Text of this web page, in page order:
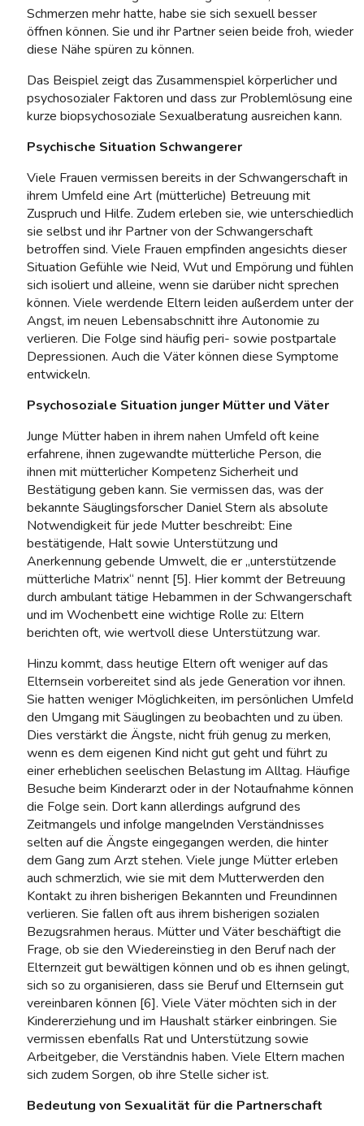
Schmerzen mehr hatte, habe sie sich sexuell besser
öffnen können. Sie und ihr Partner seien beide froh, wieder
diese Nähe spüren zu können.
Das Beispiel zeigt das Zusammenspiel körperlicher und
psychosozialer Faktoren und dass zur Problemlösung eine
kurze biopsychosoziale Sexualberatung ausreichen kann.
Psychische Situation Schwangerer
Viele Frauen vermissen bereits in der Schwangerschaft in
ihrem Umfeld eine Art (mütterliche) Betreuung mit
Zuspruch und Hilfe. Zudem erleben sie, wie unterschiedlich
sie selbst und ihr Partner von der Schwangerschaft
betroffen sind. Viele Frauen empfinden angesichts dieser
Situation Gefühle wie Neid, Wut und Empörung und fühlen
sich isoliert und alleine, wenn sie darüber nicht sprechen
können. Viele werdende Eltern leiden außerdem unter der
Angst, im neuen Lebensabschnitt ihre Autonomie zu
verlieren. Die Folge sind häufig peri- sowie postpartale
Depressionen. Auch die Väter können diese Symptome
entwickeln.
Psychosoziale Situation junger Mütter und Väter
Junge Mütter haben in ihrem nahen Umfeld oft keine
erfahrene, ihnen zugewandte mütterliche Person, die
ihnen mit mütterlicher Kompetenz Sicherheit und
Bestätigung geben kann. Sie vermissen das, was der
bekannte Säuglingsforscher Daniel Stern als absolute
Notwendigkeit für jede Mutter beschreibt: Eine
bestätigende, Halt sowie Unterstützung und
Anerkennung gebende Umwelt, die er „unterstützende
mütterliche Matrix“ nennt [5]. Hier kommt der Betreuung
durch ambulant tätige Hebammen in der Schwangerschaft
und im Wochenbett eine wichtige Rolle zu: Eltern
berichten oft, wie wertvoll diese Unterstützung war.
Hinzu kommt, dass heutige Eltern oft weniger auf das
Elternsein vorbereitet sind als jede Generation vor ihnen.
Sie hatten weniger Möglichkeiten, im persönlichen Umfeld
den Umgang mit Säuglingen zu beobachten und zu üben.
Dies verstärkt die Ängste, nicht früh genug zu merken,
wenn es dem eigenen Kind nicht gut geht und führt zu
einer erheblichen seelischen Belastung im Alltag. Häufige
Besuche beim Kinderarzt oder in der Notaufnahme können
die Folge sein. Dort kann allerdings aufgrund des
Zeitmangels und infolge mangelnden Verständnisses
selten auf die Ängste eingegangen werden, die hinter
dem Gang zum Arzt stehen. Viele junge Mütter erleben
auch schmerzlich, wie sie mit dem Mutterwerden den
Kontakt zu ihren bisherigen Bekannten und Freundinnen
verlieren. Sie fallen oft aus ihrem bisherigen sozialen
Bezugsrahmen heraus. Mütter und Väter beschäftigt die
Frage, ob sie den Wiedereinstieg in den Beruf nach der
Elternzeit gut bewältigen können und ob es ihnen gelingt,
sich so zu organisieren, dass sie Beruf und Elternsein gut
vereinbaren können [6]. Viele Väter möchten sich in der
Kindererziehung und im Haushalt stärker einbringen. Sie
vermissen ebenfalls Rat und Unterstützung sowie
Arbeitgeber, die Verständnis haben. Viele Eltern machen
sich zudem Sorgen, ob ihre Stelle sicher ist.
Bedeutung von Sexualität für die Partnerschaft